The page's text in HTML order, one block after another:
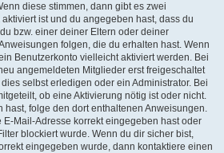
diese stimmen, dann gibt es zwei
aktiviert ist und du angegeben hast, dass du
bzw. einer deiner Eltern oder deiner
folgen, die du erhalten hast. Wenn
Benutzerkonto vielleicht aktiviert werden. Bei
angemeldeten Mitglieder erst freigeschaltet
selbst erledigen oder ein Administrator. Bei
ob eine Aktivierung nötig ist oder nicht.
hast, folge den dort enthaltenen Anweisungen.
Mail-Adresse korrekt eingegeben hast oder
blockiert wurde. Wenn du dir sicher bist,
eingegeben wurde, dann kontaktiere einen